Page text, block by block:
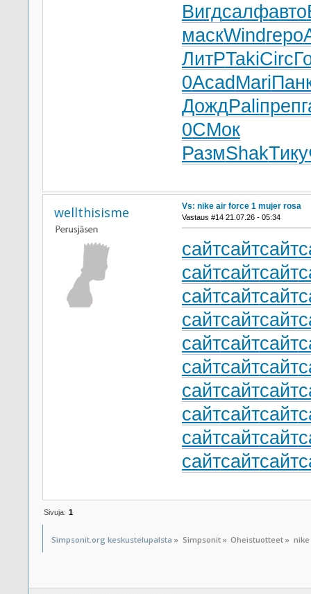
Вигдсалфавто
маскWindгеро
ЛитРTakiCirc
0Acad Mari
ДождPaliпреп
0СМок
РазмShakТику
wellthisisme Vs: nike air force 1 mujer rosa
Vastaus #14 21.07.26 - 05:34
сайтсайтсайт
сайтсайтсайт
сайтсайтсайт
сайтсайтсайт
сайтсайтсайт
сайтсайтсайт
сайтсайтсайт
сайтсайтсайт
сайтсайтсайт
сайтсайтсайт
Sivuja: 1
Simpsonit.org keskustelupalsta » Simpsonit» Oheistuotteet »